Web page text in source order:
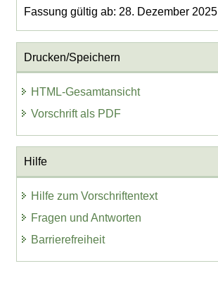
Fassung gültig ab: 28. Dezember 2025
Drucken/Speichern
HTML-Gesamtansicht
Vorschrift als PDF
Hilfe
Hilfe zum Vorschriftentext
Fragen und Antworten
Barrierefreiheit